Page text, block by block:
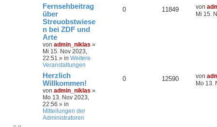
Fernsehbeitrag
über
Streuobstwiese
n bei ZDF und
Arte
von admin_niklas »
Mi 15. Nov 2023,
22:51 » in Weitere
Veranstaltungen
0 11849 von
Mi 15.
Herzlich
Willkommen!
von admin_niklas »
Mo 13. Nov 2023,
22:56 » in
Mitteilungen der
Administratoren
0 12590 von
Mo 13.